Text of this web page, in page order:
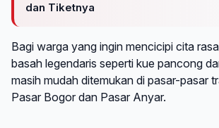
dan Tiketnya
Bagi warga yang ingin mencicipi cita
basah legendaris seperti kue pancong
masih mudah ditemukan di pasar-pasar
Pasar Bogor dan Pasar Anyar.